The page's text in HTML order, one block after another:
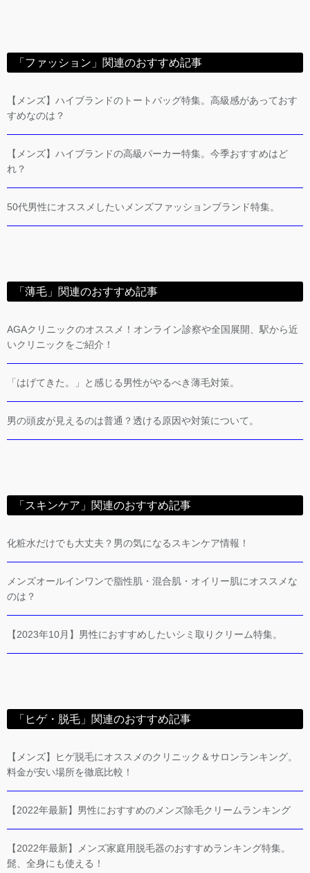
「ファッション」関連のおすすめ記事
【メンズ】ハイブランドのトートバッグ特集。高級感があっておす
すめなのは？
【メンズ】ハイブランドの高級パーカー特集。今季おすすめはど
れ？
50代男性にオススメしたいメンズファッションブランド特集。
「薄毛」関連のおすすめ記事
AGAクリニックのオススメ！オンライン診察や全国展開、駅から近
いクリニックをご紹介！
「はげてきた。」と感じる男性がやるべき薄毛対策。
男の頭皮が見えるのは普通？透ける原因や対策について。
「スキンケア」関連のおすすめ記事
化粧水だけでも大丈夫？男の気になるスキンケア情報！
メンズオールインワンで脂性肌・混合肌・オイリー肌にオススメな
のは？
【2023年10月】男性におすすめしたいシミ取りクリーム特集。
「ヒゲ・脱毛」関連のおすすめ記事
【メンズ】ヒゲ脱毛にオススメのクリニック＆サロンランキング。
料金が安い場所を徹底比較！
【2022年最新】男性におすすめのメンズ除毛クリームランキング
【2022年最新】メンズ家庭用脱毛器のおすすめランキング特集。
髭、全身にも使える！